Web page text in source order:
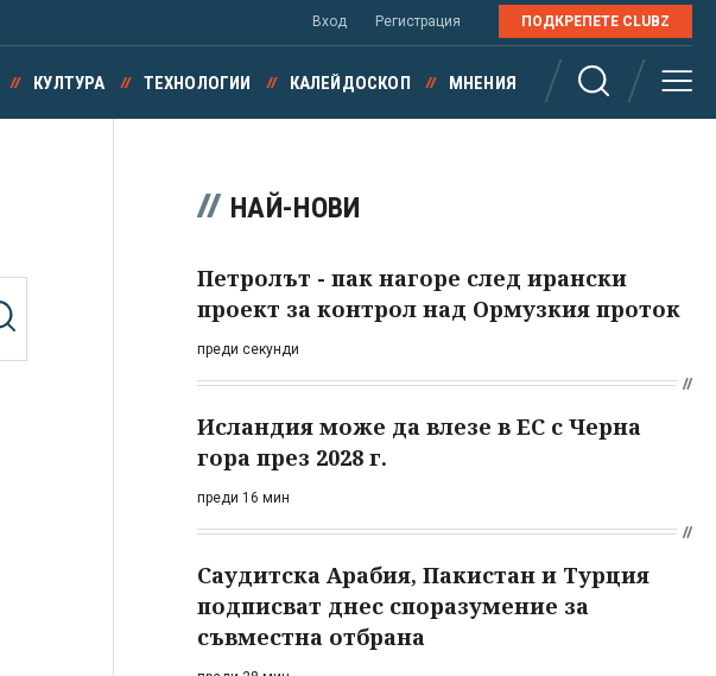
Вход Регистрация ПОДКРЕПЕТЕ CLUBZ
КУЛТУРА ТЕХНОЛОГИИ КАЛЕЙДОСКОП МНЕНИЯ
НАЙ-НОВИ
Петролът - пак нагоре след ирански
проект за контрол над Ормузкия проток
преди секунди
Исландия може да влезе в ЕС с Черна
гора през 2028 г.
преди 16 мин
Саудитска Арабия, Пакистан и Турция
подписват днес споразумение за
съвместна отбрана